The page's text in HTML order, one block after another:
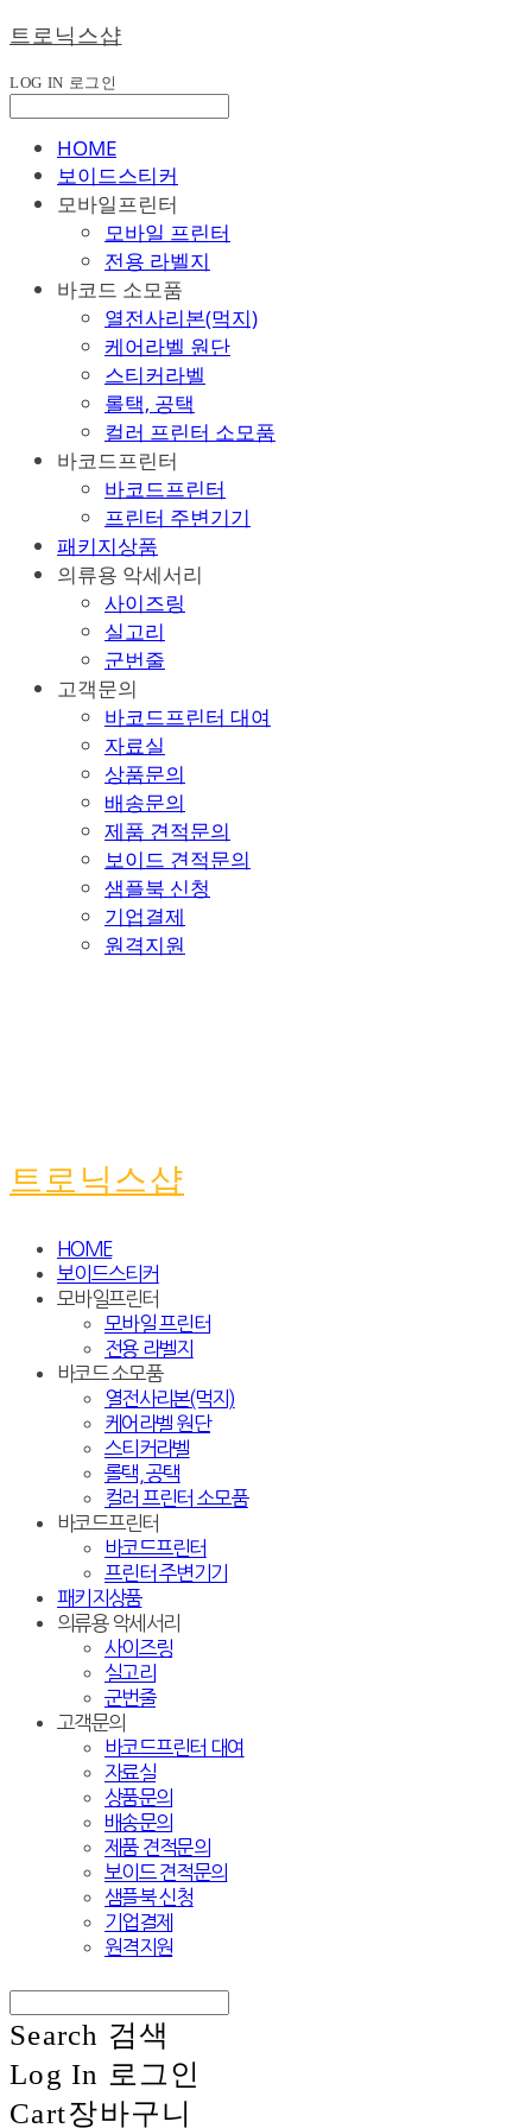
트로닉스샵
LOG IN 로그인
HOME
보이드스티커
모바일프린터
모바일 프린터
전용 라벨지
바코드 소모품
열전사리본(먹지)
케어라벨 원단
스티커라벨
롤택, 공택
컬러 프린터 소모품
바코드프린터
바코드프린터
프린터 주변기기
패키지상품
의류용 악세서리
사이즈링
실고리
군번줄
고객문의
바코드프린터 대여
자료실
상품문의
배송문의
제품 견적문의
보이드 견적문의
샘플북 신청
기업결제
원격지원
트로닉스샵
HOME
보이드스티커
모바일프린터
모바일 프린터
전용 라벨지
바코드 소모품
열전사리본(먹지)
케어라벨 원단
스티커라벨
롤택, 공택
컬러 프린터 소모품
바코드프린터
바코드프린터
프린터 주변기기
패키지상품
의류용 악세서리
사이즈링
실고리
군번줄
고객문의
바코드프린터 대여
자료실
상품문의
배송문의
제품 견적문의
보이드 견적문의
샘플북 신청
기업결제
원격지원
Search 검색
Log In 로그인
Cart장바구니